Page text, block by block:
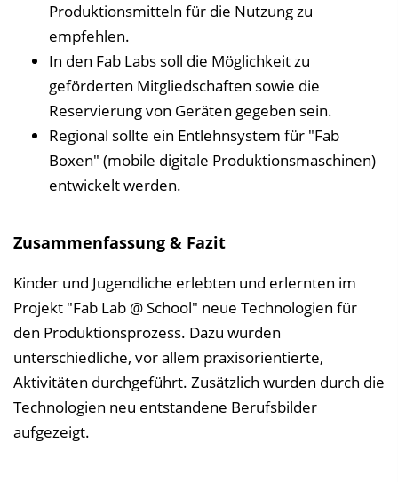
Produktionsmitteln für die Nutzung zu
empfehlen.
In den Fab Labs soll die Möglichkeit zu
geförderten Mitgliedschaften sowie die
Reservierung von Geräten gegeben sein.
Regional sollte ein Entlehnsystem für "Fab
Boxen" (mobile digitale Produktionsmaschinen)
entwickelt werden.
Zusammenfassung & Fazit
Kinder und Jugendliche erlebten und erlernten im
Projekt "Fab Lab @ School" neue Technologien für
den Produktionsprozess. Dazu wurden
unterschiedliche, vor allem praxisorientierte,
Aktivitäten durchgeführt. Zusätzlich wurden durch die
Technologien neu entstandene Berufsbilder
aufgezeigt.